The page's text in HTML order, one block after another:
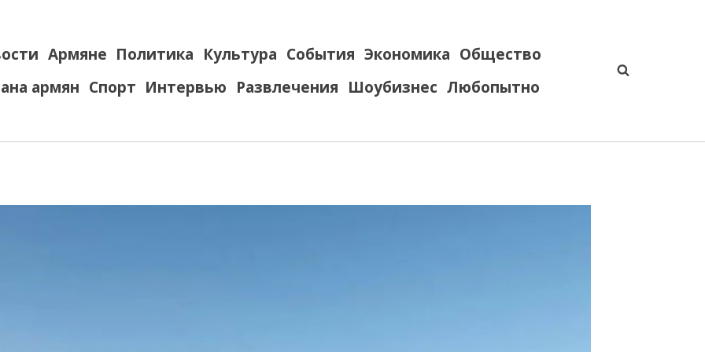
Армяне Политика Культура События Экономика Общество
армян Спорт Интервью Развлечения Шоубизнес Любопытно